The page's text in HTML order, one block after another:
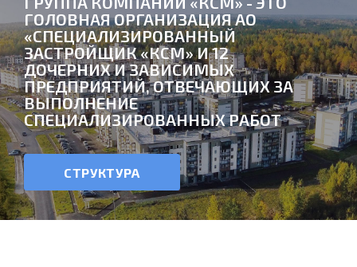
ГОЛОВНАЯ ОРГАНИЗАЦИЯ АО
«СПЕЦИАЛИЗИРОВАННЫЙ
ЗАСТРОЙЩИК «КСМ» И 12
ДОЧЕРНИХ И ЗАВИСИМЫХ
ПРЕДПРИЯТИЙ, ОТВЕЧАЮЩИХ ЗА
ВЫПОЛНЕНИЕ
СПЕЦИАЛИЗИРОВАННЫХ РАБОТ
СТРУКТУРА